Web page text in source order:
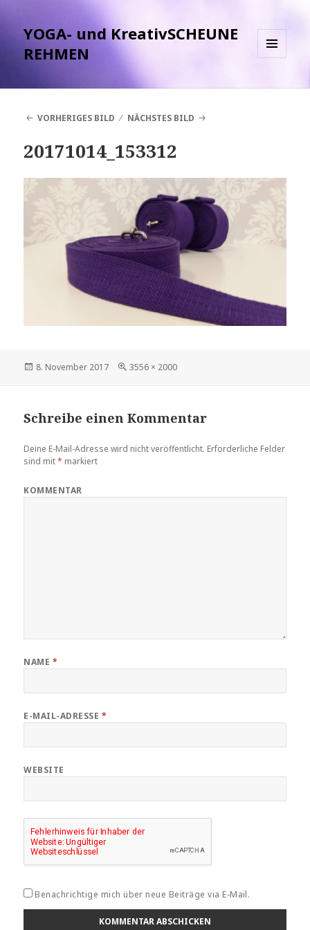
YOGA- und KreativSCHEUNE
REHMEN
WIDGETS
VORHERIGES BILD NÄCHSTES BILD
20171014_153312
Veröffentlicht
8. November 2017
Volle
3556 × 2000
Schreibe einen Kommentar
Deine E-Mail-Adresse wird nicht veröffentlicht. Erforderliche Felder
sind mit* markiert
KOMMENTAR
NAME *
E-MAIL-ADRESSE *
WEBSITE
Benachrichtige mich über neue Beiträge via E-Mail.